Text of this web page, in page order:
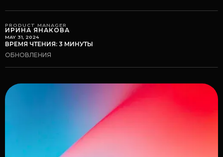
PRODUCT MANAGER
ИРИНА ЯНАКОВА
MAY 31, 2024
ВРЕМЯ ЧТЕНИЯ: 3 МИНУТЫ
ОБНОВЛЕНИЯ